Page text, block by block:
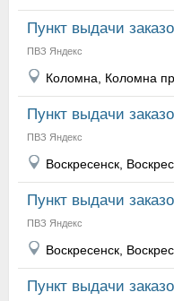
Пункт выдачи
ПВЗ Яндекс
Коломна, Коломна
Пункт выдачи
ПВЗ Яндекс
Воскресенск,
Пункт выдачи
ПВЗ Яндекс
Воскресенск,
Пункт выдачи